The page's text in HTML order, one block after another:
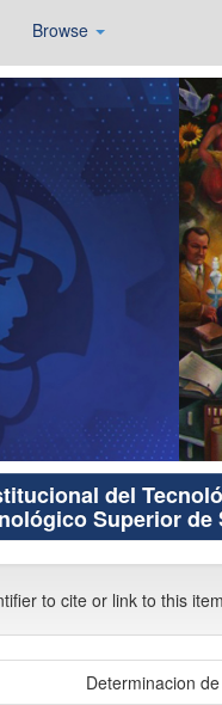
Browse
del
Superior
to cite or link to this
Determinacion